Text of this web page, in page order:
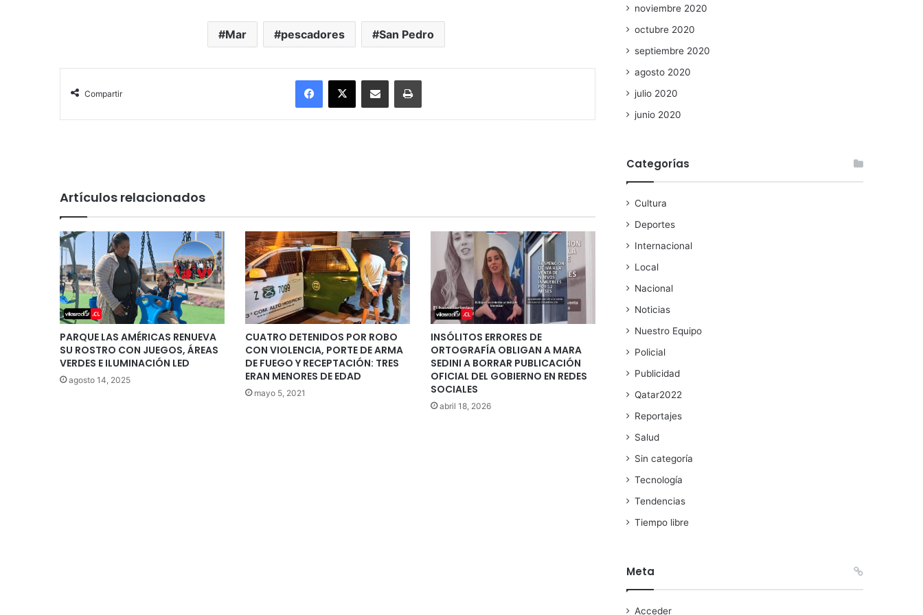
Mar pescadores San Pedro
Compartir
Facebook
X Enviar vía email Imprimir
Artículos relacionados
PARQUE LAS AMÉRICAS RENUEVA
SU ROSTRO CON JUEGOS, ÁREAS
VERDES E ILUMINACIÓN LED
agosto 14, 2025
CUATRO DETENIDOS POR ROBO
CON VIOLENCIA, PORTE DE ARMA
DE FUEGO Y RECEPTACIÓN: TRES
ERAN MENORES DE EDAD
mayo 5, 2021
INSÓLITOS ERRORES DE
ORTOGRAFÍA OBLIGAN A MARA
SEDINI A BORRAR PUBLICACIÓN
OFICIAL DEL GOBIERNO EN REDES
SOCIALES
abril 18, 2026
noviembre 2020
octubre 2020
septiembre 2020
agosto 2020
julio 2020
junio 2020
Categorías
Cultura
Deportes
Internacional
Local
Nacional
Noticias
Nuestro Equipo
Policial
Publicidad
Qatar2022
Reportajes
Salud
Sin categoría
Tecnología
Tendencias
Tiempo libre
Meta
Acceder